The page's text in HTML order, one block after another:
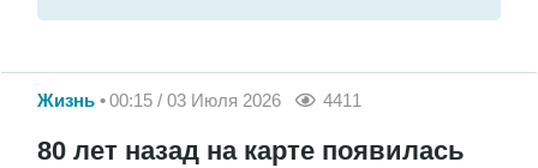
Жизнь 00:15 / 03 Июля 2026 4411
80 лет назад на карте появилась